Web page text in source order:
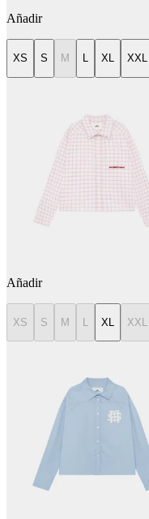
Añadir
XS S M L XL XXL
Añadir
XS S M XL XXL